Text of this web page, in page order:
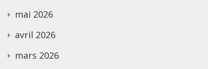
mai 2026
avril 2026
mars 2026